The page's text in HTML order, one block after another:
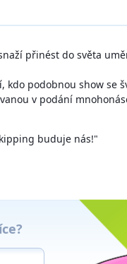
přinést do světa
podobnou show se
v podání
buduje nás!"